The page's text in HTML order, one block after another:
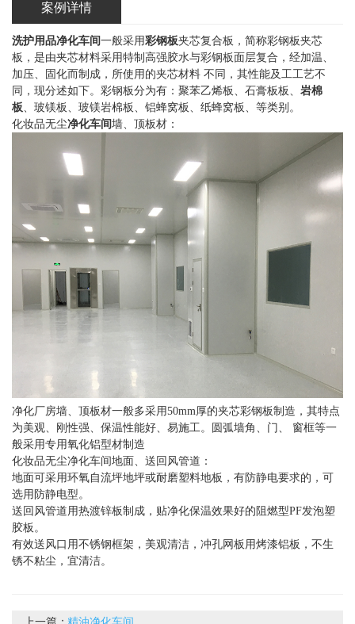
案例详情
洗护用品净化车间一般采用彩钢板夹芯复合板，简称彩钢板夹芯
板，是由夹芯材料采用特制高强胶水与彩钢板面层复合，经加温、
加压、固化而制成，所使用的夹芯材料 不同，其性能及工工艺不
同，现分述如下。彩钢板分为有：聚苯乙烯板、石膏板板、 岩棉
板、玻镁板、玻镁岩棉板、铝蜂窝板、纸蜂窝板、等类别。
化妆品无尘净化车间墙、顶板材：
净化厂房墙、顶板材一般多采用50mm厚的夹芯彩钢板制造，其特点
为美观、刚性强、保温性能好、易施工。圆弧墙角、门、 窗框等一
般采用专用氧化铝型材制造
化妆品无尘净化车间地面、送回风管道：
地面可采用环氧自流坪地坪或耐磨塑料地板，有防静电要求的，可
选用防静电型。
送回风管道用热渡锌板制成，贴净化保温效果好的阻燃型PF发泡塑
胶板。
有效送风口用不锈钢框架，美观清洁，冲孔网板用烤漆铝板，不生
锈不粘尘，宜清洁。